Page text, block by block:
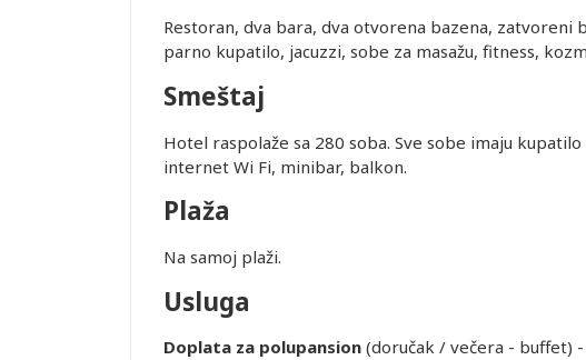
Restoran, dva bara, dva otvorena bazena, zatvoreni
parno kupatilo, jacuzzi, sobe za masažu, fitness,
Smeštaj
Hotel raspolaže sa 280 soba. Sve sobe imaju
internet Wi Fi, minibar, balkon.
Plaža
Na samoj plaži.
Usluga
Doplata za polupansion (doručak / večera - buffet)